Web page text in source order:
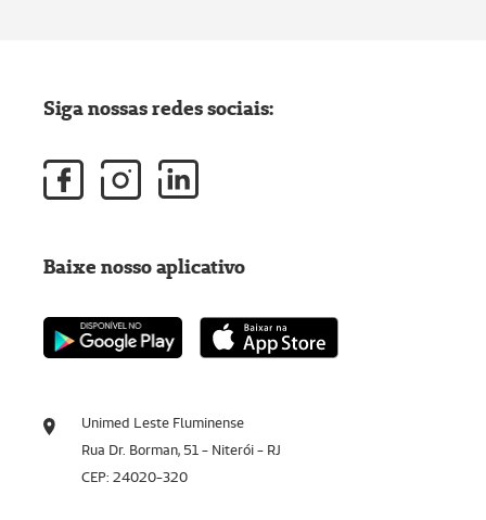
Unimed Leste Fluminense
Rua Dr. Borman, 51 - Niterói - RJ
CEP: 24020-320
Siga nossas redes sociais:
Baixe nosso aplicativo